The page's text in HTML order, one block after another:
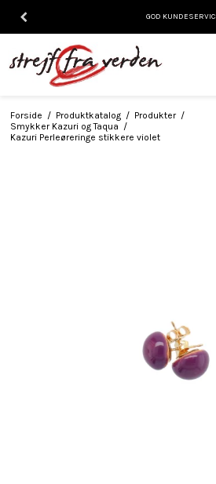
GOD
Forside / Produktkatalog / Produkter /
Smykker Kazuri og Taqua /
Kazuri Perleøreringe stikkere violet